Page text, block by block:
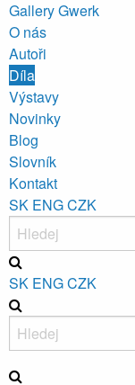
Gallery Gwerk
O nás
Autoři
Díla
Výstavy
Novinky
Blog
Slovník
Kontakt
SK ENGCZK
SK ENGCZK